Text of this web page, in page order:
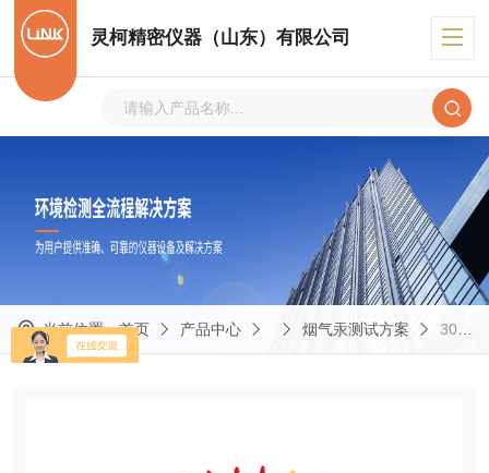
灵柯精密仪器（山东）有限公司
当前位置：首页 产品中心 烟气汞测试方案 30B活性炭烟气汞采样管